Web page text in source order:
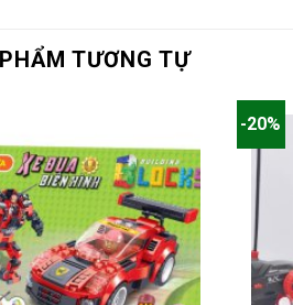
TƯƠNG TỰ
-20%